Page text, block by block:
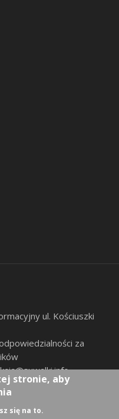
ul. Kościuszki
za
,
stronie, aby
się na to.